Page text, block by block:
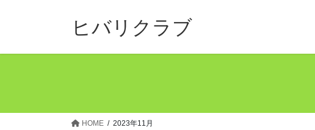
ヒバリクラブ
HOME 2023年11月